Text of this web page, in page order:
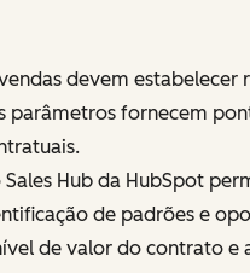
devem
parâmetros fornecem
Hub da HubSpot
de padrões e
de valor do contrato e